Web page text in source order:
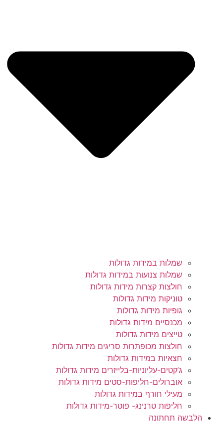
שמלות במידות גדולות
שמלות צנועות במידות גדולות
חולצות קצרות מידות גדולות
טוניקות מידות גדולות
גופיות מידות גדולות
מכנסיים מידות גדולות
טייצים מידות גדולות
חולצות מכופתרות סריגים מידות גדולות
חצאיות במידות גדולות
ג’קטים-עליוניות-בלייזרים מידות גדולות
אוברולים-חליפות-סטים מידות גדולות
מעילי חורף במידות גדולות
חליפות טרנינג- פוטר-מידות גדולות
תחתונה